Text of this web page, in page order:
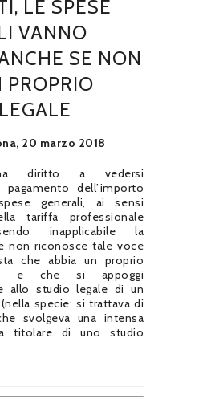
LE SPESE
VANNO
SE NON
PROPRIO
20 marzo 2018
ha diritto a vedersi
dell’importo
generali, ai sensi
tariffa professionale
inapplicabile la
non riconosce tale voce
che abbia un proprio
e che si appoggi
allo studio legale di un
specie: si trattava di
svolgeva una intensa
titolare di uno studio